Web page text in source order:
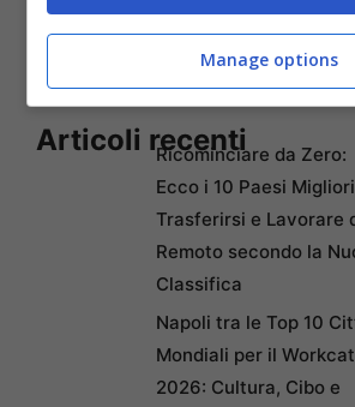
essere divorato da un’orda
Articoli recentiRicominciare da Zero:
Ecco i 10 Paesi
Trasferirsi e Lavorare
Remoto secondo la
Classifica
Napoli tra le Top 10
Mondiali per il
2026: Cultura, Cibo e
Manage options